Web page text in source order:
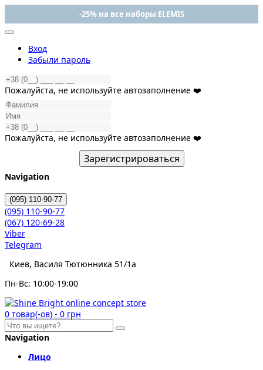
-25% на все наборы ELEMIS
Вход
Забыли пароль
Пожалуйста, не используйте автозаполнение ❤️
Пожалуйста, не используйте автозаполнение ❤️
Зарегистрироваться
Navigation
(095) 110-90-77
(095) 110-90-77
(067) 120-69-28
Viber
Telegram
Киев, Василя Тютюнника 51/1а
Пн-Вс: 10:00-19:00
0 товар(-ов) - 0 грн
Navigation
Лицо